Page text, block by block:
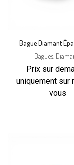
Bague Diamant
Bagues,
Prix sur
uniquement sur
vous